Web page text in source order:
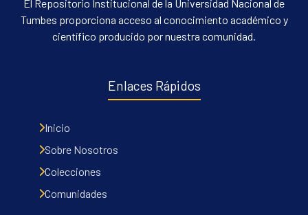
El Repositorio Institucional de la Universidad Nacional de
Tumbes proporciona acceso al conocimiento académico y
científico producido por nuestra comunidad.
Enlaces Rápidos
Inicio
Sobre Nosotros
Colecciones
Comunidades